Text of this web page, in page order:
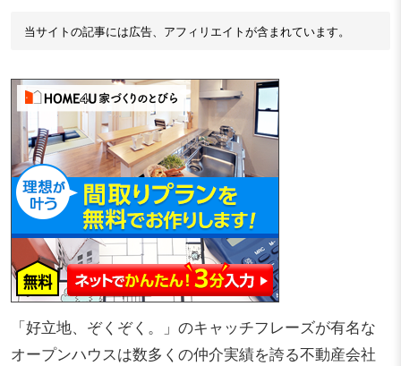
当サイトの記事には広告、アフィリエイトが含まれています。
「好立地、ぞくぞく。」のキャッチフレーズが有名な
オープンハウスは数多くの仲介実績を誇る不動産会社